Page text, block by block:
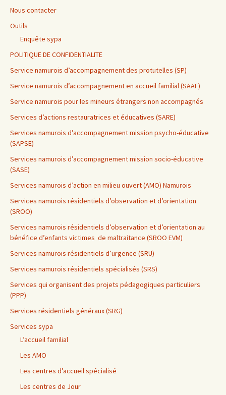
Nous contacter
Outils
Enquête sypa
POLITIQUE DE CONFIDENTIALITE
Service namurois d’accompagnement des protutelles (SP)
Service namurois d’accompagnement en accueil familial (SAAF)
Service namurois pour les mineurs étrangers non accompagnés
Services d’actions restauratrices et éducatives (SARE)
Services namurois d’accompagnement mission psycho-éducative
(SAPSE)
Services namurois d’accompagnement mission socio-éducative
(SASE)
Services namurois d’action en milieu ouvert (AMO) Namurois
Services namurois résidentiels d’observation et d’orientation
(SROO)
Services namurois résidentiels d’observation et d’orientation au
bénéfice d’enfants victimes de maltraitance (SROO EVM)
Services namurois résidentiels d’urgence (SRU)
Services namurois résidentiels spécialisés (SRS)
Services qui organisent des projets pédagogiques particuliers
(PPP)
Services résidentiels généraux (SRG)
Services sypa
L’accueil familial
Les AMO
Les centres d’accueil spécialisé
Les centres de Jour